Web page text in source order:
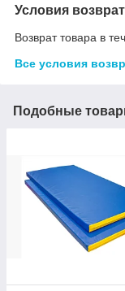
Условия
Возврат товара в
Все условия
Подобные